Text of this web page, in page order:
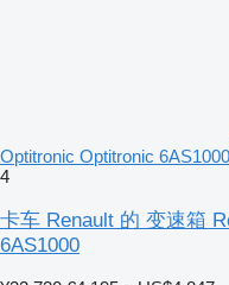
Optitronic Optitronic 6AS1000
4
卡车 Renault 的 变速箱
6AS1000